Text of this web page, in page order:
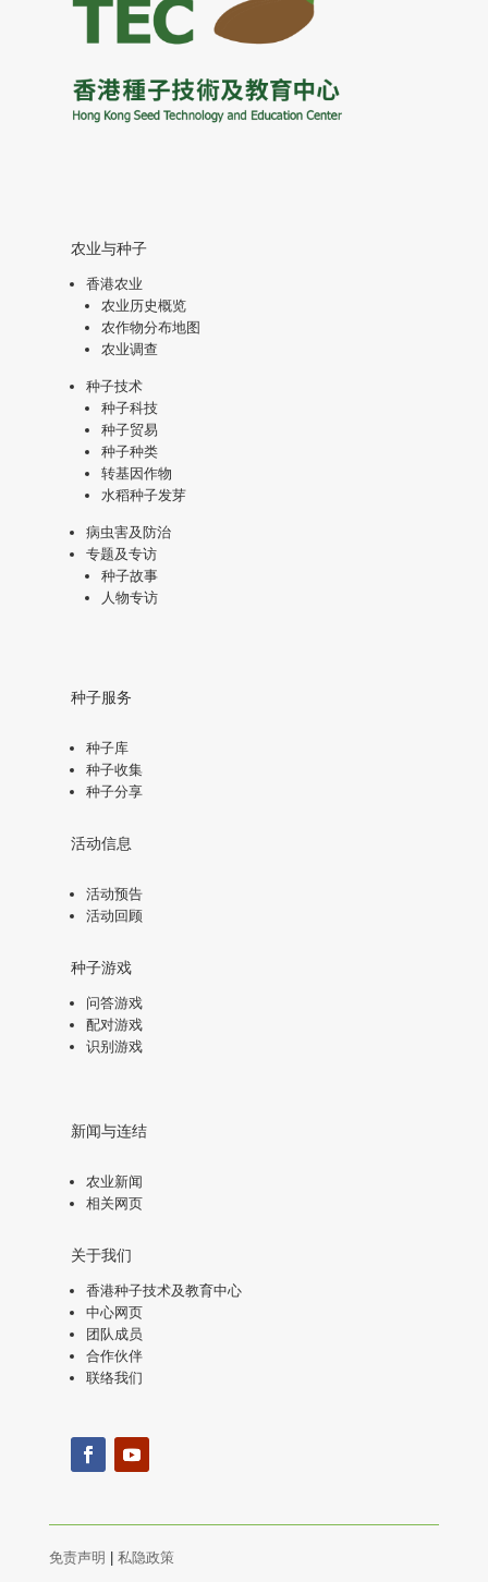
农业与种子
香港农业
农业历史概览
农作物分布地图
农业调查
种子技术
种子科技
种子贸易
种子种类
转基因作物
水稻种子发芽
病虫害及防治
专题及专访
种子故事
人物专访
种子服务
种子库
种子收集
种子分享
活动信息
活动预告
活动回顾
种子游戏
问答游戏
配对游戏
识别游戏
新闻与连结
农业新闻
相关网页
关于我们
香港种子技术及教育中心
中心网页
团队成员
合作伙伴
联络我们
免责声明 | 私隐政策